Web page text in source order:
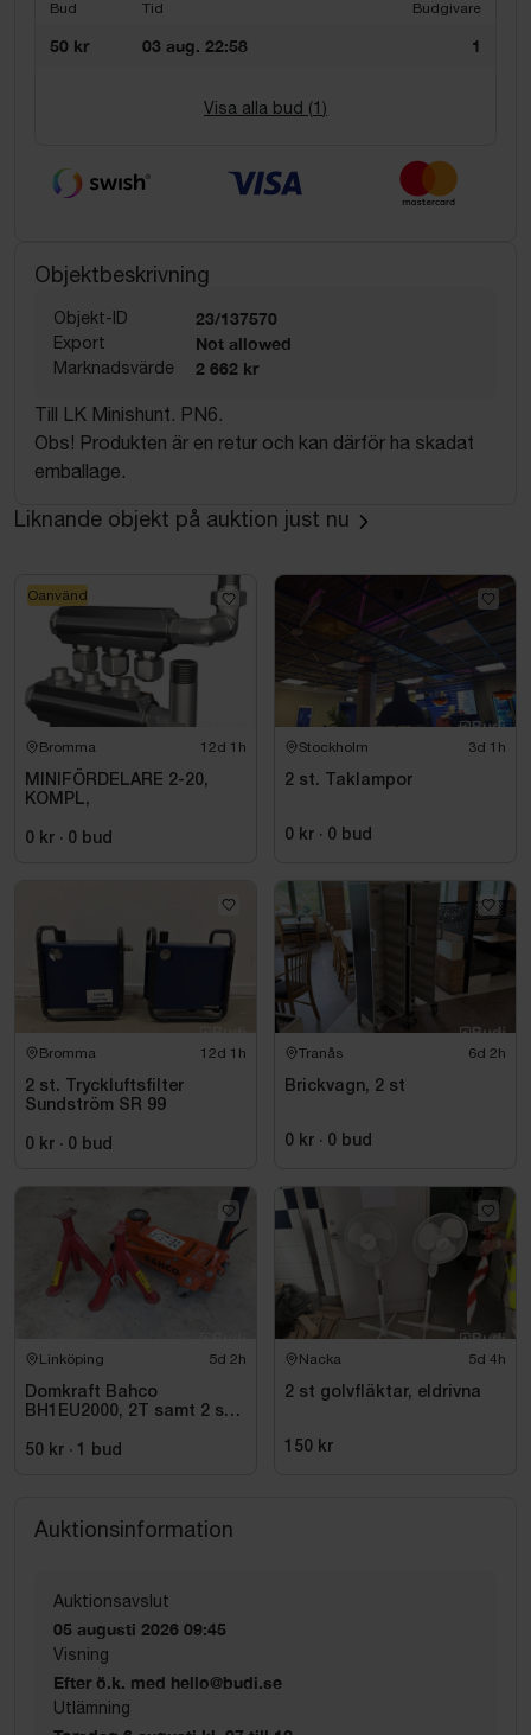
Bud Tid Budgivare
50 kr 03 aug. 22:58 1
Visa alla bud (1 )
Objektbeskrivning
Objekt-ID 23/137570
Export Not allowed
Marknadsvärde 2 662 kr
Till LK Minishunt. PN6.
Obs! Produkten är en retur och kan därför ha skadat
emballage.
Liknande objekt på auktion just nu
Bromma 12d 1h
MINIFÖRDELARE 2-20,
KOMPL,
0 kr · 0 bud
Oanvänd
Stockholm 3d 1h
2 st. Taklampor
0 kr · 0 bud
Bromma 12d 1h
2 st. Tryckluftsfilter
Sundström SR 99
0 kr · 0 bud
Tranås 6d 2h
Brickvagn, 2 st
0 kr · 0 bud
Linköping 5d 2h
Domkraft Bahco
BH1EU2000, 2T samt 2 st
50 kr · 1 bud
Nacka 5d 4h
2 st golvfläktar, eldrivna
150 kr
Auktionsinformation
Auktionsavslut
05 augusti 2026 09:45
Visning
Efter ö.k. med hello@budi.se
Utlämning